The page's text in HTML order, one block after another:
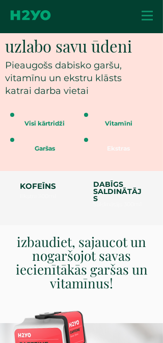
uzlabo savu ūdeni
Pieaugošs dabisko garšu,
vitamīnu un ekstru klāsts
katrai darba vietai
Visi kārtridži Vitamīni
Garšas Ekstras
KOFEĪNS DABĪGS
SALDINĀTĀJ
S
izbaudiet, sajaucot un
nogaršojot savas
iecienītākās garšas un
vitamīnus!